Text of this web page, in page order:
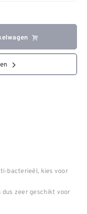
bacterieël, kies voor
zeer geschikt voor